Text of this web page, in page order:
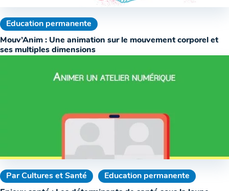
Education permanente
Mouv’Anim : Une animation sur le mouvement corporel et
ses multiples dimensions
Par Cultures et Santé
Education permanente